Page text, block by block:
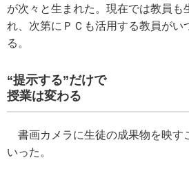
が次々と生まれた。現在では教員も
れ、次第にＰＣも活用する教員がい
る。
“提示する”だけで
授業は変わる
書画カメラに生徒の成果物を映す
いった。